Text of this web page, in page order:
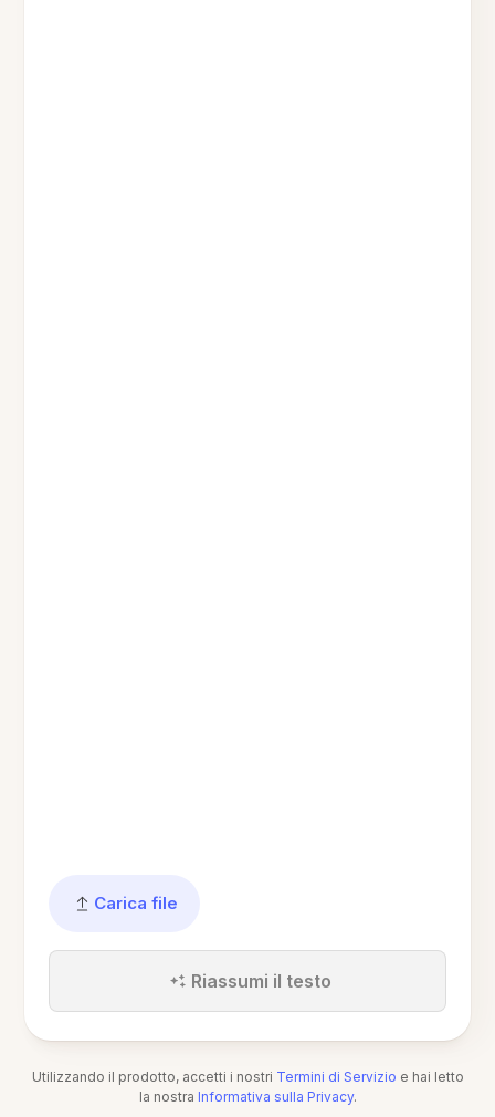
Carica file
Riassumi il testo
Utilizzando il prodotto, accetti i nostri Termini di Servizio e hai letto
la nostra Informativa sulla Privacy.